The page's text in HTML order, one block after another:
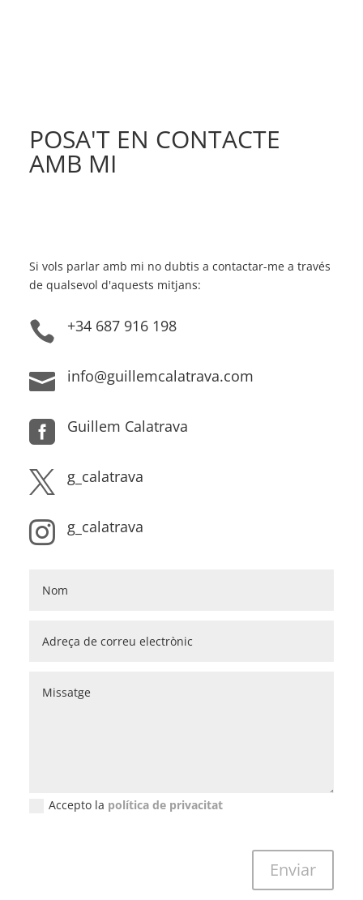
POSA'T EN CONTACTE
AMB MI
Si vols parlar amb mi no dubtis a contactar-me a través
de qualsevol d'aquests mitjans:
 +34 687 916 198
 info@guillemcalatrava.com
 Guillem Calatrava
 g_calatrava
 g_calatrava
New Field
Accepto la política de privacitat
Enviar